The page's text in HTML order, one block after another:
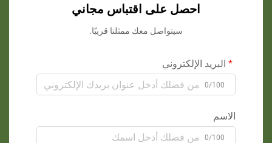
احصل على اقتباس مجاني
سيتواصل معك ممثلنا قريبًا.
البريد الإلكتروني
0/100
الاسم
0/100